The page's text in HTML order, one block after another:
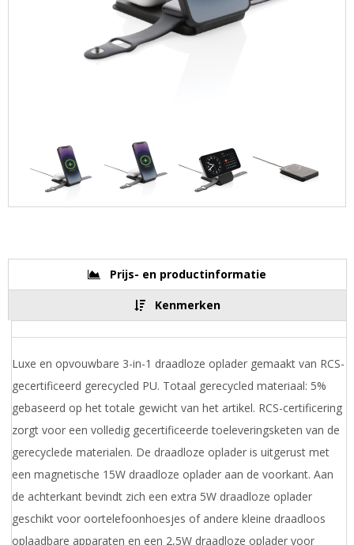
Prijs- en productinformatie
Kenmerken
Luxe en opvouwbare 3-in-1 draadloze oplader gemaakt van RCS-
gecertificeerd gerecycled PU. Totaal gerecycled materiaal: 5%
gebaseerd op het totale gewicht van het artikel. RCS-certificering
zorgt voor een volledig gecertificeerde toeleveringsketen van de
gerecyclede materialen. De draadloze oplader is uitgerust met
een magnetische 15W draadloze oplader aan de voorkant. Aan
de achterkant bevindt zich een extra 5W draadloze oplader
geschikt voor oortelefoonhoesjes of andere kleine draadloos
oplaadbare apparaten en een 2,5W draadloze oplader voor